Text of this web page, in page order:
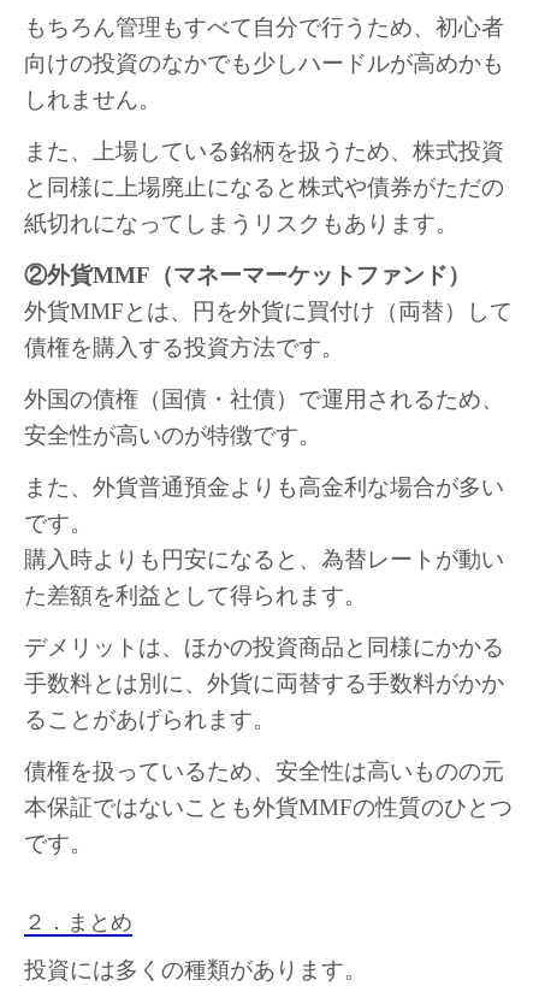
もちろん管理もすべて自分で行うため、初心者
向けの投資のなかでも少しハードルが高めかも
しれません。
また、上場している銘柄を扱うため、株式投資
と同様に上場廃止になると株式や債券がただの
紙切れになってしまうリスクもあります。
②外貨MMF（マネーマーケットファンド）
外貨MMFとは、円を外貨に買付け（両替）して
債権を購入する投資方法です。
外国の債権（国債・社債）で運用されるため、
安全性が高いのが特徴です。
また、外貨普通預金よりも高金利な場合が多い
です。
購入時よりも円安になると、為替レートが動い
た差額を利益として得られます。
デメリットは、ほかの投資商品と同様にかかる
手数料とは別に、外貨に両替する手数料がかか
ることがあげられます。
債権を扱っているため、安全性は高いものの元
本保証ではないことも外貨MMFの性質のひとつ
です。
２．まとめ
投資には多くの種類があります。